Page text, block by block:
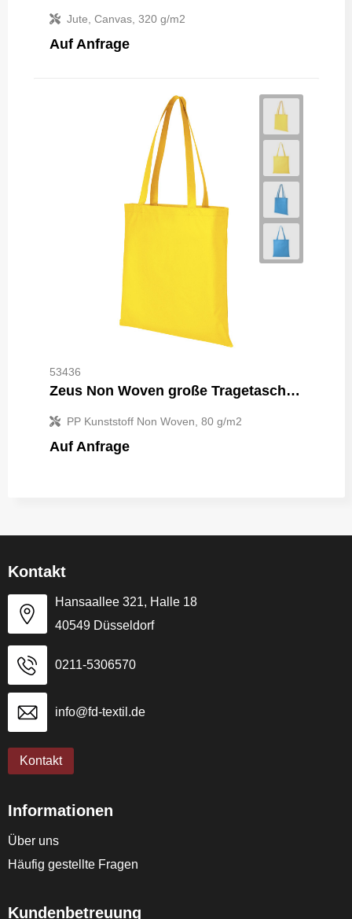
Jute, Canvas, 320 g/m2
Auf Anfrage
53436
Zeus Non Woven große Tragetasche 6L
PP Kunststoff Non Woven, 80 g/m2
Auf Anfrage
Kontakt
Hansaallee 321, Halle 18
40549 Düsseldorf
0211-5306570
info@fd-textil.de
Kontakt
Informationen
Über uns
Häufig gestellte Fragen
Kundenbetreuung